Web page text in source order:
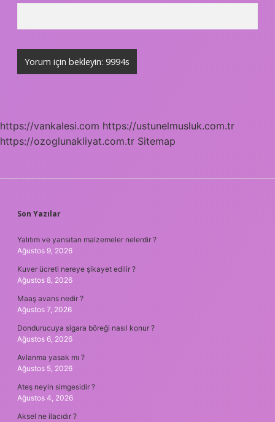
https://vankalesi.com https://ustunelmusluk.com.tr
https://ozoglunakliyat.com.tr Sitemap
SIDEBAR
Son Yazılar
Yalıtım ve yansıtan malzemeler nelerdir ?
Ağustos 9, 2026
Kuver ücreti nereye şikayet edilir ?
Ağustos 8, 2026
Maaş avans nedir ?
Ağustos 7, 2026
Dondurucuya sigara böreği nasıl konur ?
Ağustos 6, 2026
Avlanma yasak mı ?
Ağustos 5, 2026
Ateş neyin simgesidir ?
Ağustos 4, 2026
Aksel ne ilacıdır ?